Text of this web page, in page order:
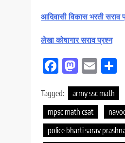
आदिवासी विकास भरती सराव
लेखा कोषागार सराव प्रश्न
Facebook
Email
Tagged: army ssc math
mpsc math csat
police bharti sarav